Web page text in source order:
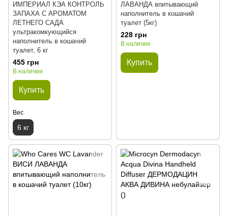
ИМПЕРИАЛ КЭА КОНТРОЛЬ
ЗАПАХА С АРОМАТОМ
ЛЕТНЕГО САДА
ультракомкующийся
наполнитель в кошачий
туалет, 6 кг
455 грн
В наличии
Купить
Вес
6 кг
ЛАВАНДА впитывающий
наполнитель в кошачий
туалет (5кг)
228 грн
В наличии
Купить